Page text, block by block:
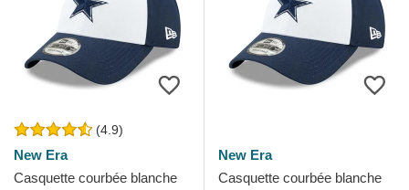
(4.9)
New Era
Casquette courbée blanche
New Era
Casquette courbée blanche